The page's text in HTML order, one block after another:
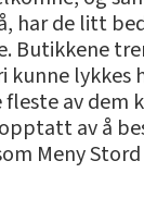
har de litt
av
av å
Meny